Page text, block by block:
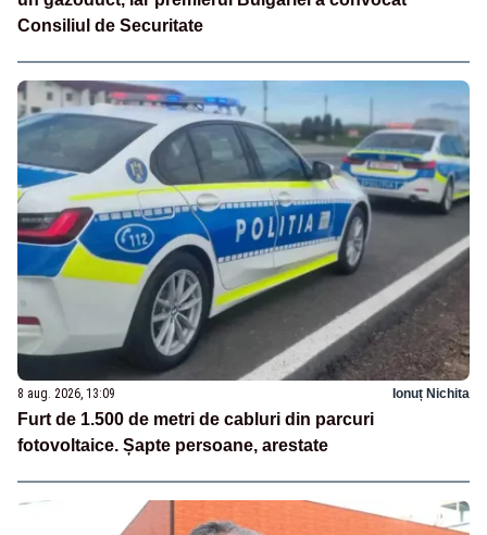
Consiliul de Securitate
8 aug. 2026, 13:09 Ionuț Nichita
Furt de 1.500 de metri de cabluri din parcuri
fotovoltaice. Șapte persoane, arestate